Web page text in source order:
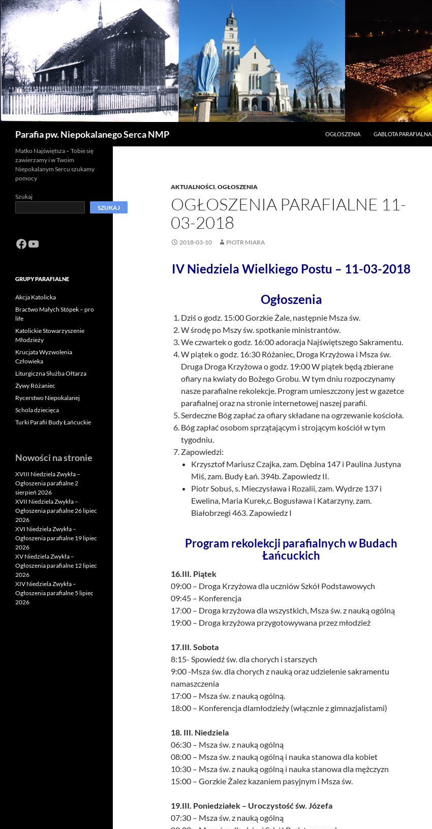
Parafia pw. Niepokalanego Serca NMP
OGŁOSZENIA
GABLOTA PARAFIALNA
AKTUALNOŚCI,OGŁOSZENIA
OGŁOSZENIA PARAFIALNE 11-
03-2018
2018-03-10 PIOTR MIARA
IV Niedziela Wielkiego Postu – 11-03-2018
Ogłoszenia
Dziś o godz. 15:00 Gorzkie Żale, następnie Msza św.
W środę po Mszy św. spotkanie ministrantów.
We czwartek o godz. 16:00 adoracja Najświętszego Sakramentu.
W piątek o godz. 16:30 Różaniec, Droga Krzyżowa i Msza św.
Druga Droga Krzyżowa o godz. 19:00 W piątek będą zbierane
ofiary na kwiaty do Bożego Grobu. W tym dniu rozpoczynamy
nasze parafialne rekolekcje. Program umieszczony jest w gazetce
parafialnej oraz na stronie internetowej naszej parafii.
Serdeczne Bóg zapłać za ofiary składane na ogrzewanie kościoła.
Bóg zapłać osobom sprzątającym i strojącym kościół w tym
tygodniu.
Zapowiedzi:
Krzysztof Mariusz Czajka, zam. Dębina 147 i Paulina Justyna
Miś, zam. Budy Łań. 394b. Zapowiedz II.
Piotr Sobuś, s. Mieczysława i Rozalii, zam. Wydrze 137 i
Ewelina, Maria Kurek,c. Bogusława i Katarzyny, zam.
Białobrzegi 463. Zapowiedz I
Program rekolekcji parafialnych w Budach
Łańcuckich
16.III. Piątek
09:00 – Droga Krzyżowa dla uczniów Szkół Podstawowych
09:45 – Konferencja
17:00 – Droga krzyżowa dla wszystkich, Msza św. z nauką ogólną
19:00 – Droga krzyżowa przygotowywana przez młodzież
17.III. Sobota
8:15- Spowiedź św. dla chorych i starszych
9:00 -Msza św. dla chorych z nauką oraz udzielenie sakramentu
namaszczenia
17:00 – Msza św. z nauką ogólną.
18:00 – Konferencja dlamłodzieży (włącznie z gimnazjalistami)
18. III. Niedziela
06:30 – Msza św. z nauką ogólną
08:00 – Msza św. z nauką ogólną i nauka stanowa dla kobiet
10:30 – Msza św. z nauką ogólną i nauka stanowa dla mężczyzn
15:00 – Gorzkie Żalez kazaniem pasyjnym i Msza św.
19.III. Poniedziałek – Uroczystość św. Józefa
07:30 – Msza św. z nauką ogólną
Matko Najświętsza – Tobie się
zawierzamy i w Twoim
Niepokalanym Sercu szukamy
pomocy
Szukaj
SZUKAJ
Facebook
https://www.youtube.com/channel/UCeN8ciSo_a79igwmwNXx2qw
GRUPY PARAFIALNE
Akcja Katolicka
Bractwo Małych Stópek – pro
life
Katolickie Stowarzyszenie
Młodzieży
Krucjata Wyzwolenia
Człowieka
Liturgiczna Służba Ołtarza
Żywy Różaniec
Rycerstwo Niepokalanej
Schola dziecięca
Turki Parafii Budy Łańcuckie
Nowości na stronie
XVIII Niedziela Zwykła –
Ogłoszenia parafialne 2
sierpień 2026
XVII Niedziela Zwykła –
Ogłoszenia parafialne 26 lipiec
2026
XVI Niedziela Zwykła –
Ogłoszenia parafialne 19 lipiec
2026
XV Niedziela Zwykła –
Ogłoszenia parafialne 12 lipiec
2026
XIV Niedziela Zwykła –
Ogłoszenia parafialne 5 lipiec
2026